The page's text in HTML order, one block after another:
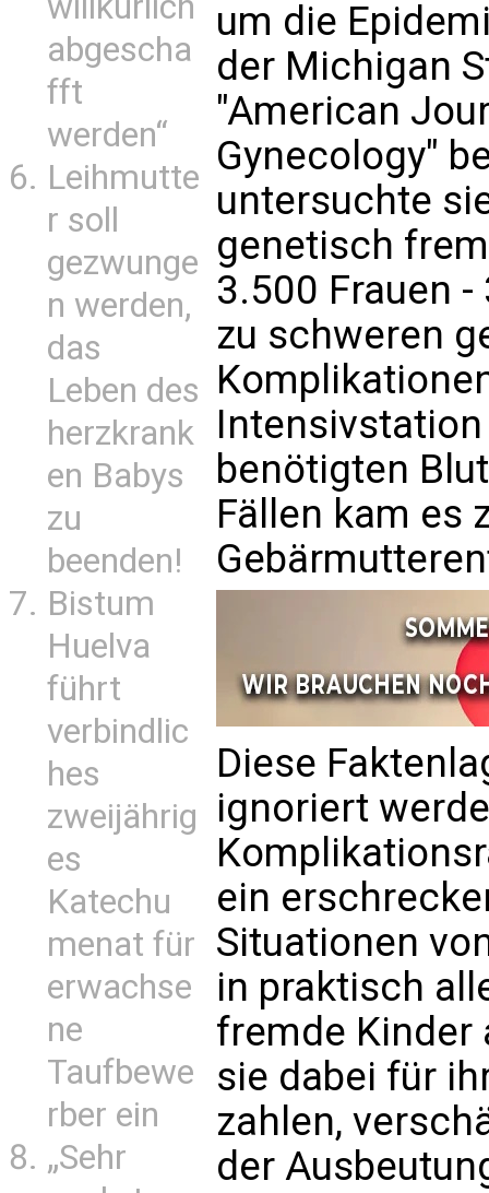
abgescha
fft
werden“
Leihmutte
r soll
gezwunge
n werden,
das
Leben des
herzkrank
en Babys
zu
beenden!
Bistum
Huelva
führt
verbindlic
hes
zweijährig
es
Katechu
menat für
erwachse
ne
Taufbewe
rber ein
„Sehr
um die
der Michigan
"American
Gynecology"
untersuchte
genetisch
3.500 Frauen
zu schweren
benötigten
Fällen kam es
Diese
ignoriert
ein
Situationen
in praktisch
fremde Kinder
sie dabei für
zahlen,
der